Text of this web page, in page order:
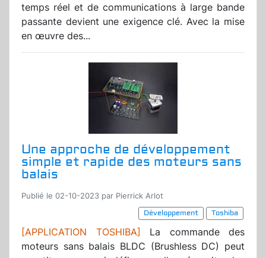
temps réel et de communications à large bande
passante devient une exigence clé. Avec la mise
en œuvre des...
Une approche de développement
simple et rapide des moteurs sans
balais
Publié le 02-10-2023 par Pierrick Arlot
Développement
Toshiba
[APPLICATION TOSHIBA]
La commande des
moteurs sans balais BLDC (Brushless DC) peut